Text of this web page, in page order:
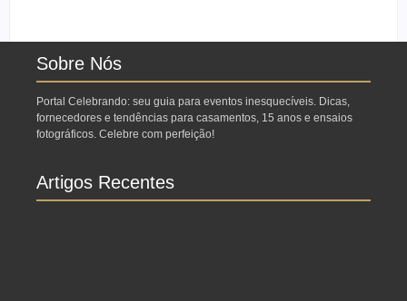
Sobre Nós
Portal Celebrando: seu guia para eventos inesquecíveis. Dicas,
fornecedores e tendências para casamentos, 15 anos e ensaios
fotográficos. Celebre com perfeição!
Artigos Recentes